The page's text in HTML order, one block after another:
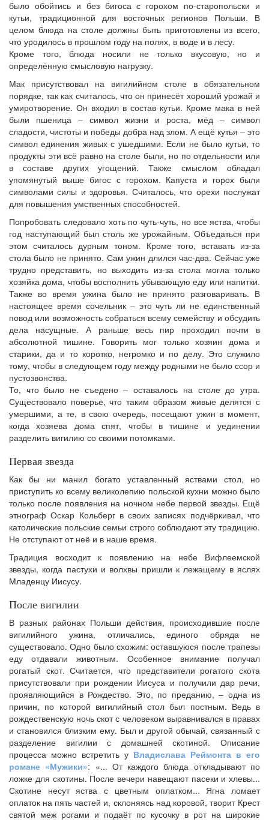
было обойтись и без бигоса с горохом по-старопольски и
кутьи, традиционной для восточных регионов Польши. В
целом блюда на столе должны быть приготовлены из всего,
что уродилось в прошлом году на полях, в воде и в лесу.
Кроме того, блюда носили не только вкусовую, но и
определённую смысловую нагрузку.
Мак присутствовал на вигилийном столе в обязательном
порядке, так как считалось, что он принесёт хороший урожай и
умиротворение. Он входил в состав кутьи. Кроме мака в ней
были пшеница – символ жизни и роста, мёд – символ
сладости, чистоты и победы добра над злом. А ещё кутья – это
символ единения живых с ушедшими. Если не было кутьи, то
продукты эти всё равно на столе были, но по отдельности или
в составе других угощений. Также смыслом обладал
упомянутый выше бигос с горохом. Капуста и горох были
символами силы и здоровья. Считалось, что орехи послужат
для повышения умственных способностей.
Попробовать следовало хоть по чуть-чуть, но все яства, чтобы
год наступающий был столь же урожайным. Объедаться при
этом считалось дурным тоном. Кроме того, вставать из-за
стола было не принято. Сам ужин длился час-два. Сейчас уже
трудно представить, но выходить из-за стола могла только
хозяйка дома, чтобы восполнить убывающую еду или напитки.
Также во время ужина было не принято разговаривать. В
настоящее время сочельник – это чуть ли не единственный
повод или возможность собраться всему семейству и обсудить
дела насущные. А раньше весь пир проходил почти в
абсолютной тишине. Говорить мог только хозяин дома и
старики, да и то коротко, негромко и по делу. Это служило
тому, чтобы в следующем году между родными не было ссор и
пустозвонства.
То, что было не съедено – оставалось на столе до утра.
Существовало поверье, что таким образом живые делятся с
умершими, а те, в свою очередь, посещают ужин в момент,
когда хозяева дома спят, чтобы в тишине и уединении
разделить вигилию со своими потомками.
Первая звезда
Как бы ни манил богато уставленный яствами стол, но
приступить ко всему великолепию польской кухни можно было
только после появления на ночном небе первой звезды. Ещё
этнограф Оскар Кольберг в своих записях подчёркивал, что
католические польские семьи строго соблюдают эту традицию.
Не отступают от неё и в наше время.
Традиция восходит к появлению на небе Вифлеемской
звезды, когда пастухи и волхвы пришли к лежащему в яслях
Младенцу Иисусу.
После вигилии
В разных районах Польши действия, происходившие после
вигилийного ужина, отличались, единого обряда не
существовало. Одно было схожим: оставшуюся после трапезы
еду отдавали животным. Особенное внимание получал
рогатый скот. Считается, что представители рогатого скота
присутствовали при рождении Иисуса и получили дар речи,
проявляющийся в Рождество. Это, по преданию, – одна из
причин, по которой вигилийный стол был постным. Ведь в
рождественскую ночь скот с человеком выравнивался в правах
и становился близким ему. Был и другой обычай, связанный с
разделение вигилии с домашней скотиной. Описание
процесса можно встретить у Владислава Реймонта в его
романе «Мужики»: «... От каждого блюда откладывают по
ложке для скотины. После вечери навещают пасеки и хлевы...
Скотине несут яства с цветным оплатком... Ягна ломает
оплаток на пять частей и, склоняясь над коровой, творит Крест
святой меж рогами и подаёт по кусочку в рот на широкие